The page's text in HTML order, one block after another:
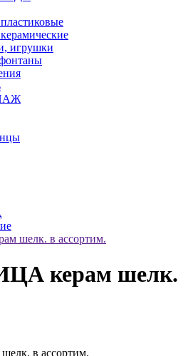
игрушки
шелк. в ассортим.
керам шелк.